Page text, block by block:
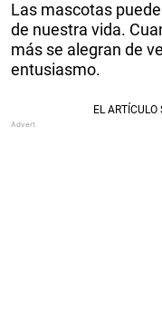
Las mascotas
de nuestra vida.
más se alegran de
entusiasmo.